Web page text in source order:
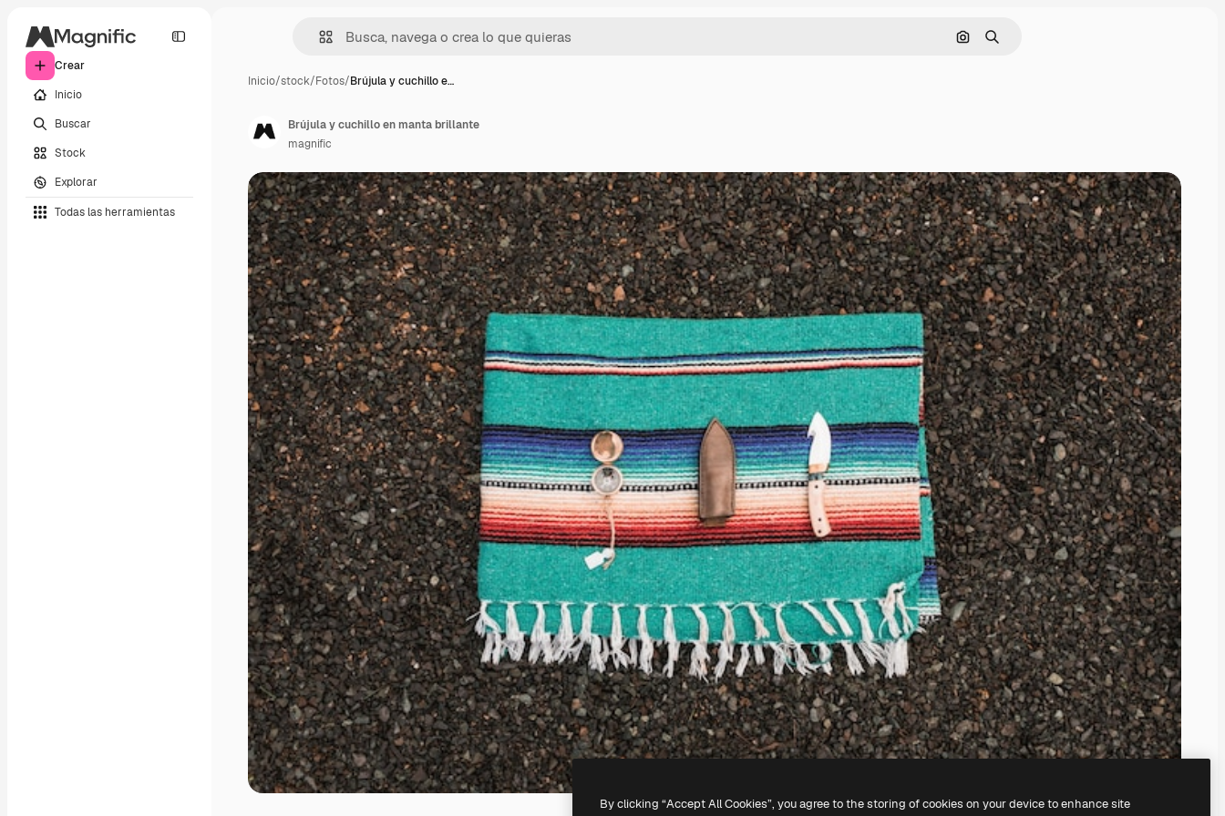
Crear
Inicio
Buscar
Stock
Explorar
Todas las herramientas
Buscar por imagen
Buscar
Inicio/stock/Fotos/Brújula y cuchillo e…
Brújula y cuchillo en manta brillante
magnific
By clicking “Accept All Cookies”, you agree to the storing of cookies on your device to enhance site